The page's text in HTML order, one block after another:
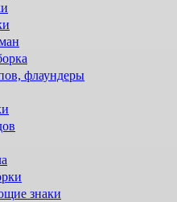
флаундеры
знаки